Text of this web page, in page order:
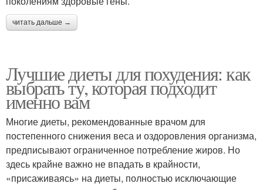
читать дальше →
Лучшие диеты для похудения: как
выбрать ту, которая подходит
именно вам
Многие диеты, рекомендованные врачом для
постепенного снижения веса и оздоровления организма,
предписывают ограниченное потребление жиров. Но
здесь крайне важно не впадать в крайности,
«присаживаясь» на диеты, полностью исключающие